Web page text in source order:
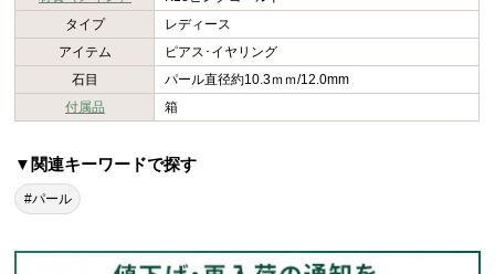
タイプ
レディース
アイテム
ピアス･イヤリング
石目
パール直径約10.3ｍｍ/12.0mm
付属品
箱
▼関連キーワードで探す
#パール